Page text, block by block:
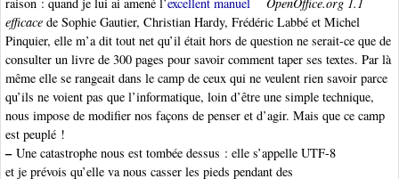
raison : quand je lui ai amené l’excellent manuel
OpenOffice.org 1.1
efficace de Sophie Gautier, Christian Hardy, Frédéric Labbé et Michel
Pinquier, elle m’a dit tout net qu’il était hors de question ne serait-ce que de
consulter un livre de 300 pages pour savoir comment taper ses textes. Par là
même elle se rangeait dans le camp de ceux qui ne veulent rien savoir parce
qu’ils ne voient pas que l’informatique, loin d’être une simple technique,
nous impose de modifier nos façons de penser et d’agir. Mais que ce camp
est peuplé !
–Une catastrophe nous est tombée dessus : elle s’appelle UTF-8
et je prévois qu’elle va nous casser les pieds pendant des